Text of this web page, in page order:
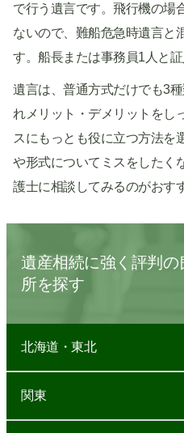
で行う遺言です。飛行機の場
ないので、難船危急時遺言と
す。船長または事務員1人と
遺言は、普通方式だけでも3
れメリット・デメリットをし
スにもっとも役に立つ方法を
や形式についてミスをしたく
護士に相談してみるのがおす
遺産相続に強く評判の
所を探す
北海道・東北
関東